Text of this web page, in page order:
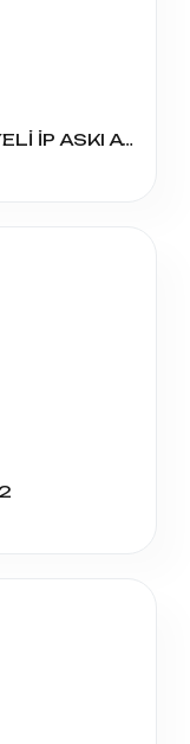
2520 BERRAK KIZ ÇOCUK BİYELİ İP ASKI ATLET NO:2